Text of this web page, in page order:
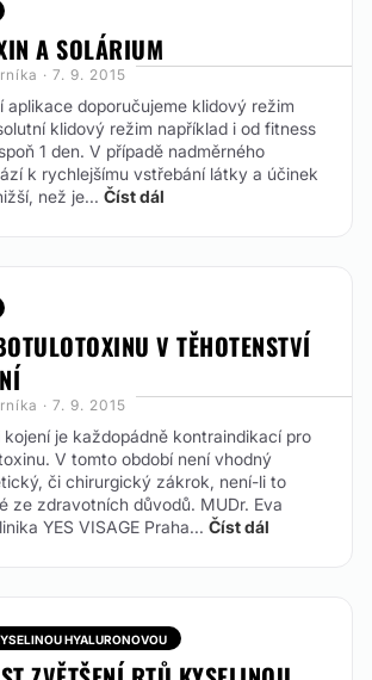
A SOLÁRIUM
· 7. 9. 2015
aplikace doporučujeme klidový režim
klidový režim například i od fitness
1 den. V případě nadměrného
k rychlejšímu vstřebání látky a účinek
než je... Číst dál
V TĚHOTENSTVÍ
· 7. 9. 2015
je každopádně kontraindikací pro
V tomto období není vhodný
či chirurgický zákrok, není-li to
ze zdravotních důvodů. MUDr. Eva
YES VISAGE Praha... Číst dál
HYALURONOVOU